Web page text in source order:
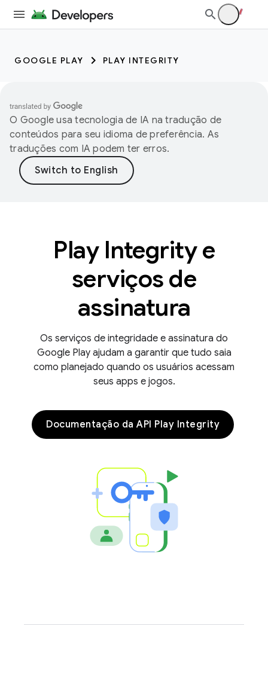
GOOGLE PLAY PLAY INTEGRITY
O Google usa tecnologia de IA na tradução de
conteúdos para seu idioma de preferência. As
traduções com IA podem ter erros.
Play Integrity e
serviços de
assinatura
Os serviços de integridade e assinatura do
Google Play ajudam a garantir que tudo saia
como planejado quando os usuários acessam
seus apps e jogos.
Documentação da API Play Integrity